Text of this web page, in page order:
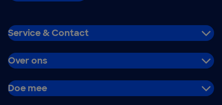
Service & Contact
Over ons
Doe mee